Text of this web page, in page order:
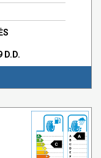
D.D.
C
A